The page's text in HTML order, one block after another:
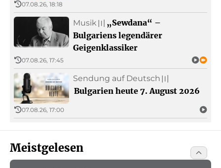
07.08.26, 18:18
Musik 〣 „Sewdana“ –
Bulgariens legendärer
Geigenklassiker
07.08.26, 17:45
Sendung auf Deutsch 〣
Bulgarien heute 7. August 2026
07.08.26, 17:00
Meistgelesen